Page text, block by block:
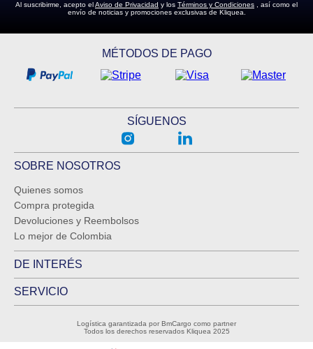
Al suscribirme, acepto elAviso de Privacidad y los Términos y Condiciones , así como el
envío de noticias y promociones exclusivas de Kliquea.
MÉTODOS DE PAGO
SÍGUENOS
SOBRE NOSOTROS
Quienes somos
Compra protegida
Devoluciones y Reembolsos
Lo mejor de Colombia
DE INTERÉS
SERVICIO
Logística garantizada por BmCargo como partner
Todos los derechos reservados Kliquea 2025